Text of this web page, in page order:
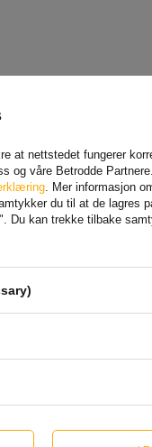
Produkt tilgjengelig i store
at nettstedet fungerer
og våre Betrodde
. Mer informasjon
du til at de lagres
Du kan trekke tilbake